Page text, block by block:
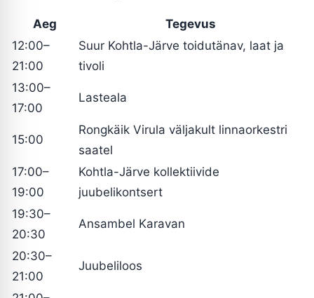
Aeg
Tegevus
12:00–
21:00
Suur Kohtla-Järve toidutänav, laat ja
tivoli
13:00–
17:00
Lasteala
15:00
Rongkäik Virula väljakult linnaorkestri
saatel
17:00–
19:00
Kohtla-Järve kollektiivide
juubelikontsert
19:30–
20:30
Ansambel Karavan
20:30–
21:00
Juubeliloos